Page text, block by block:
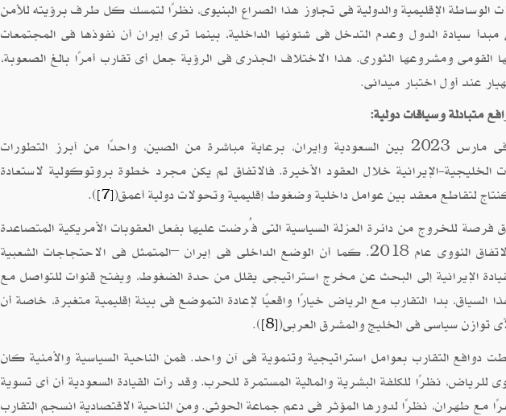
الإقليمية والدولية فى تجاوز هذا الصراع البنيوى، نظرًا لتمسك كل طرف برؤيته للأمن
سيادة الدول وعدم التدخل فى شئونها الداخلية، بينما ترى إيران أن نفوذها فى المجتمعات
القومى ومشروعها الثورى. هذا الاختلاف الجذرى فى الرؤية جعل أى تقارب أمرًا بالغ الصعوبة،
عند أول اختبار ميدانى.
متبادلة وسياقات دولية:
يُعد الاتفاق الذى أُعلن عنه فى مارس 2023 بين السعودية وإيران، برعاية مباشرة من الصين، واحدًا من أبرز التطورات
الخليجية-الإيرانية خلال العقود الأخيرة. فالاتفاق لم يكن مجرد خطوة بروتوكولية لاستعادة
كنتاج لتقاطع معقد بين عوامل داخلية وضغوط إقليمية وتحولات دولية أعمق([7]
).
فرصة للخروج من دائرة العزلة السياسية التى فُرضت عليها بفعل العقوبات الأمريكية المتصاعدة
بعد الانسحاب الأمريكى من الاتفاق النووى عام 2018. كما أن الوضع الداخلى فى إيران –المتمثل فى الاحتجاجات الشعبية
الإيرانية إلى البحث عن مخرج استراتيجى يقلل من حدة الضغوط، ويفتح قنوات للتواصل مع
السياق، بدا التقارب مع الرياض خيارًا واقعيًا لإعادة التموضع فى بيئة إقليمية متغيرة، خاصة أن
توازن سياسى فى الخليج والمشرق العربى([8]
).
دوافع التقارب بعوامل استراتيجية وتنموية فى آن واحد. فمن الناحية السياسية والأمنية كان
للرياض، نظرًا للكلفة البشرية والمالية المستمرة للحرب. وقد رأت القيادة السعودية أن أى تسوية
مع طهران، نظرًا لدورها المؤثر فى دعم جماعة الحوثى. ومن الناحية الاقتصادية انسجم التقارب